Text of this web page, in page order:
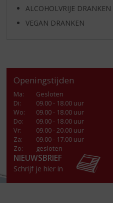
ALCOHOLVRIJE DRANKEN
VEGAN DRANKEN
Openingstijden
Ma:
Gesloten
Di:
09.00 - 18.00 uur
Wo:
09.00 - 18.00 uur
Do:
09.00 - 18.00 uur
Vr:
09.00 - 20.00 uur
Za:
09.00 - 17.00 uur
Zo:
gesloten
NIEUWSBRIEF
Schrijf je hier in